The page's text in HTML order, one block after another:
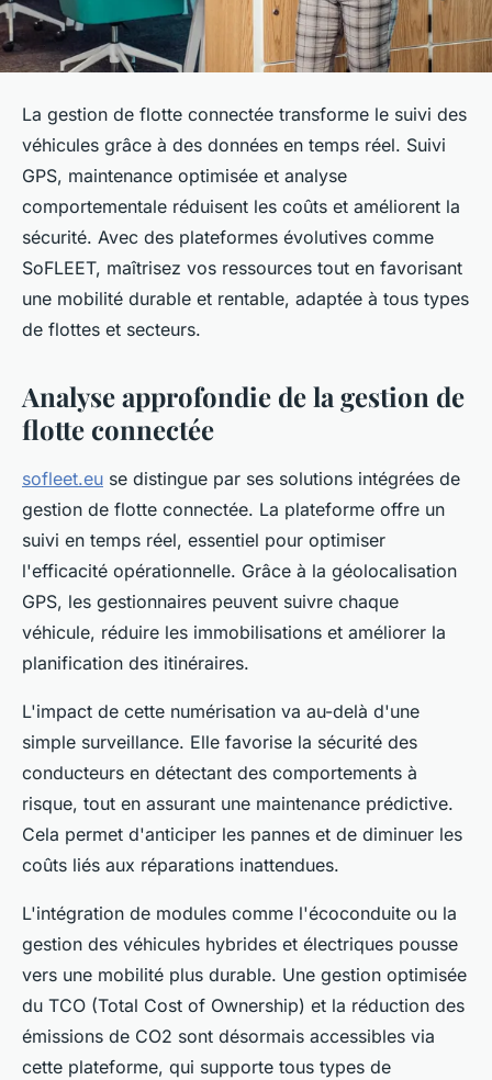
La gestion de flotte connectée transforme le suivi des
véhicules grâce à des données en temps réel. Suivi
GPS, maintenance optimisée et analyse
comportementale réduisent les coûts et améliorent la
sécurité. Avec des plateformes évolutives comme
SoFLEET, maîtrisez vos ressources tout en favorisant
une mobilité durable et rentable, adaptée à tous types
de flottes et secteurs.
Analyse approfondie de la gestion de
flotte connectée
sofleet.eu se distingue par ses solutions intégrées de
gestion de flotte connectée. La plateforme offre un
suivi en temps réel, essentiel pour optimiser
l'efficacité opérationnelle. Grâce à la géolocalisation
GPS, les gestionnaires peuvent suivre chaque
véhicule, réduire les immobilisations et améliorer la
planification des itinéraires.
L'impact de cette numérisation va au-delà d'une
simple surveillance. Elle favorise la sécurité des
conducteurs en détectant des comportements à
risque, tout en assurant une maintenance prédictive.
Cela permet d'anticiper les pannes et de diminuer les
coûts liés aux réparations inattendues.
L'intégration de modules comme l'écoconduite ou la
gestion des véhicules hybrides et électriques pousse
vers une mobilité plus durable. Une gestion optimisée
du TCO (Total Cost of Ownership) et la réduction des
émissions de CO2 sont désormais accessibles via
cette plateforme, qui supporte tous types de